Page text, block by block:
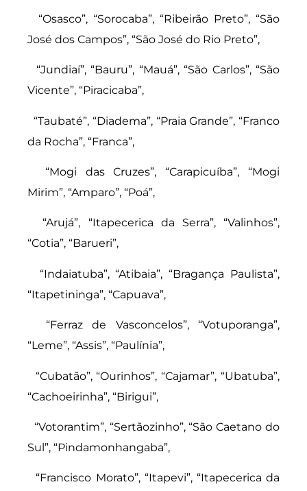
“Osasco”, “Sorocaba”, “Ribeirão Preto”, “São
José dos Campos”, “São José do Rio Preto”,
“Jundiaí”, “Bauru”, “Mauá”, “São Carlos”, “São
Vicente”, “Piracicaba”,
“Taubaté”, “Diadema”, “Praia Grande”, “Franco
da Rocha”, “Franca”,
“Mogi das Cruzes”, “Carapicuíba”, “Mogi
Mirim”, “Amparo”, “Poá”,
“Arujá”, “Itapecerica da Serra”, “Valinhos”,
“Cotia”, “Barueri”,
“Indaiatuba”, “Atibaia”, “Bragança Paulista”,
“Itapetininga”, “Capuava”,
“Ferraz de Vasconcelos”, “Votuporanga”,
“Leme”, “Assis”, “Paulínia”,
“Cubatão”, “Ourinhos”, “Cajamar”, “Ubatuba”,
“Cachoeirinha”, “Birigui”,
“Votorantim”, “Sertãozinho”, “São Caetano do
Sul”, “Pindamonhangaba”,
“Francisco Morato”, “Itapevi”, “Itapecerica da